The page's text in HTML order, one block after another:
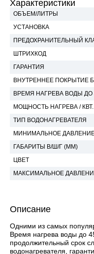
Характеристики
ОБЪЕМ/ЛИТРЫ
УСТАНОВКА
ПРЕДОХРАНИТЕЛЬНЫЙ
ШТРИХКОД
ГАРАНТИЯ
ВНУТРЕННЕЕ ПОКРЫТИЕ
ВРЕМЯ НАГРЕВА ВОДЫ ДО
МОЩНОСТЬ НАГРЕВА / КВТ.
ТИП ВОДОНАГРЕВАТЕЛЯ
МИНИМАЛЬНОЕ
ГАБАРИТЫ В/Ш/Г (ММ)
ЦВЕТ
МАКСИМАЛЬНОЕ
Описание
Одними из самых
Время нагрева воды до
продолжительный срок
водонагревателя,